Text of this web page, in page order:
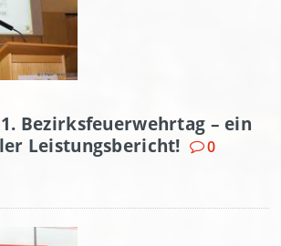
Bezirksfeuerwehrtag – ein
Leistungsbericht!
0